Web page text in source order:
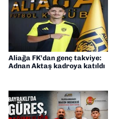
Aliağa FK’dan genç takviye:
Adnan Aktaş kadroya katıldı